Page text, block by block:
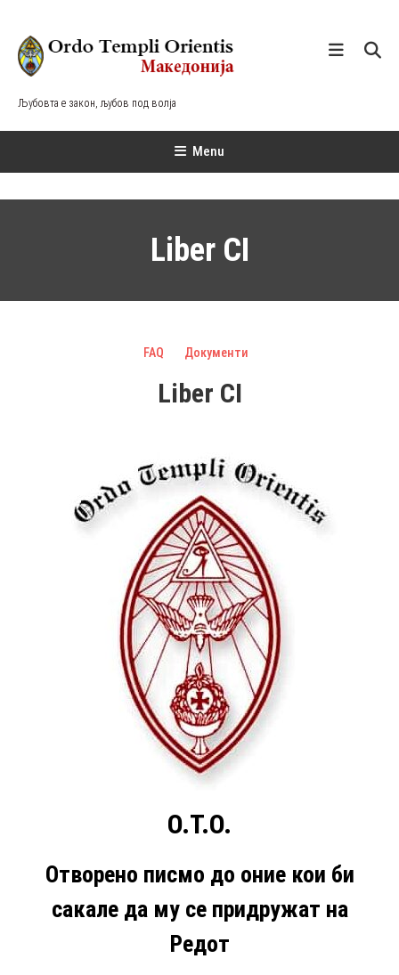
Content
Љубовта е закон, љубов под волја
Menu
Liber CI
FAQ Документи
Liber CI
O.T.O.
Отворено писмо до оние кои би
сакале да му се придружат на
Редот